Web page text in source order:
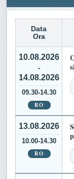
Data
Ora
10.08.2026
-
14.08.2026
09.30-14.30
RO
13.08.2026
10.00-14.30
RO